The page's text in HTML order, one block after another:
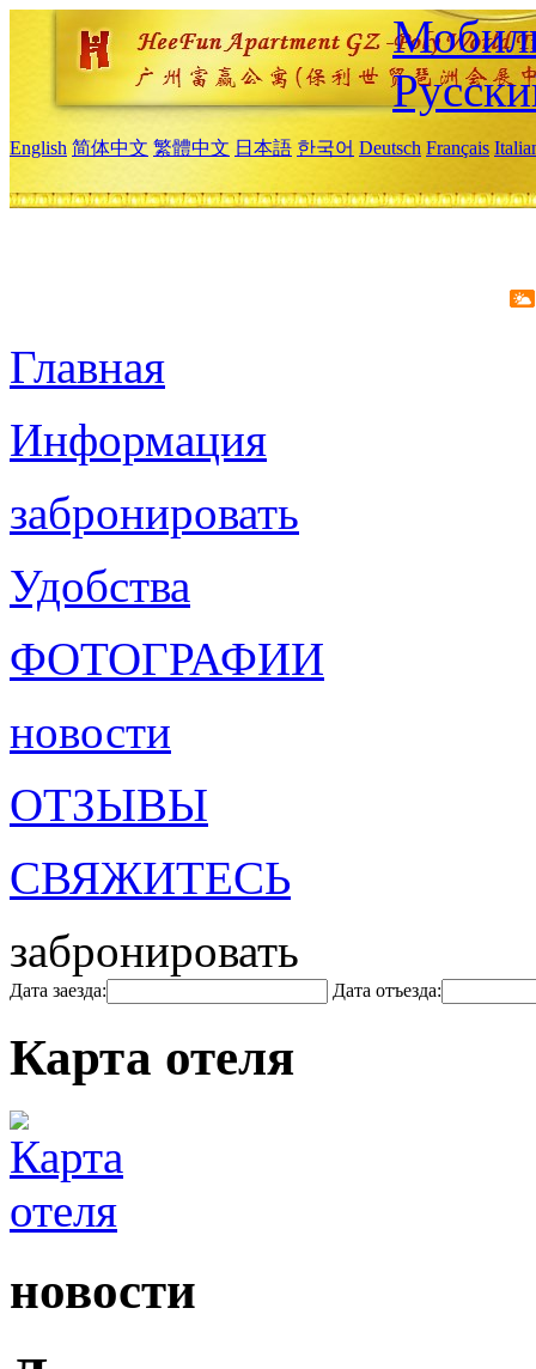
English 简体中文 繁體中文 日本語 한국어 Deutsch Français
Главная
Информация
забронировать
Удобства
ФОТОГРАФИИ
новости
ОТЗЫВЫ
СВЯЖИТЕСЬ
забронировать
Дата заезда: Дата отъезда:
Карта отеля
новости